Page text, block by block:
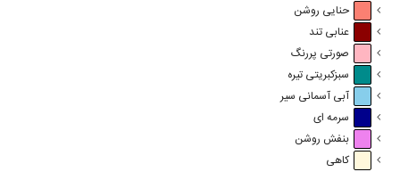
حنایی روشن
عنابی تند
صورتی پررنگ
سبزکبریتی تیره
آبی آسمانی سیر
سرمه ای
بنفش روشن
کاهی